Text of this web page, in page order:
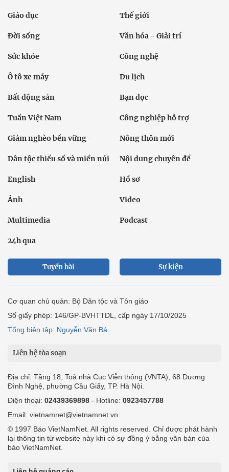
Giáo dục Thế giới
Đời sống Văn hóa - Giải trí
Sức khỏe Công nghệ
Ô tô xe máy Du lịch
Bất động sản Bạn đọc
Tuần Việt Nam Công nghiệp hỗ trợ
Giảm nghèo bền vững Nông thôn mới
Dân tộc thiểu số và miền núi Nội dung chuyên đề
English Hồ sơ
Ảnh Video
Multimedia Podcast
24h qua
Tuyến bài Sự kiện
Cơ quan chủ quản: Bộ Dân tộc và Tôn giáo
Số giấy phép: 146/GP-BVHTTDL, cấp ngày 17/10/2025
Tổng biên tập: Nguyễn Văn Bá
Liên hệ tòa soạn
Địa chỉ: Tầng 18, Toà nhà Cục Viễn thông (VNTA), 68 Dương
Đình Nghệ, phường Cầu Giấy, TP. Hà Nội.
Điện thoại: 02439369898 - Hotline: 0923457788
Email: vietnamnet@vietnamnet.vn
© 1997 Báo VietNamNet. All rights reserved. Chỉ được phát hành
lại thông tin từ website này khi có sự đồng ý bằng văn bản của
báo VietNamNet.